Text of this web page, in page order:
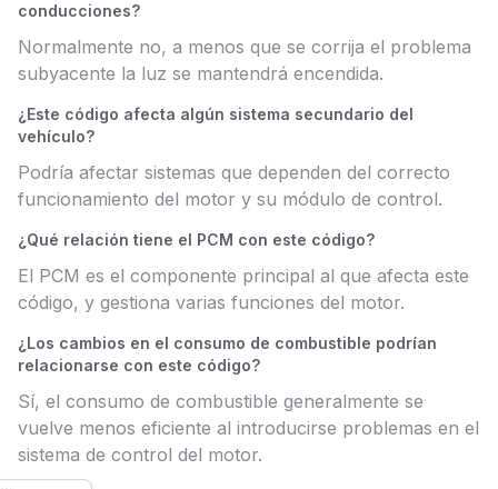
conducciones?
Normalmente no, a menos que se corrija el problema
subyacente la luz se mantendrá encendida.
¿Este código afecta algún sistema secundario del
vehículo?
Podría afectar sistemas que dependen del correcto
funcionamiento del motor y su módulo de control.
¿Qué relación tiene el PCM con este código?
El PCM es el componente principal al que afecta este
código, y gestiona varias funciones del motor.
¿Los cambios en el consumo de combustible podrían
relacionarse con este código?
Sí, el consumo de combustible generalmente se
vuelve menos eficiente al introducirse problemas en el
sistema de control del motor.